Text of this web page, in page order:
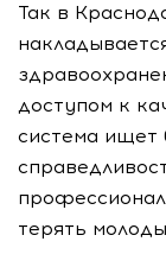
Так в
доступом к
система ищет
терять